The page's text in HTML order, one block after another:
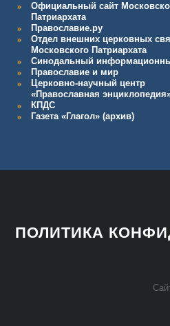
Официальный сайт
Патриархата
Православие.ру
Отдел внешних церковных
Московского Патриархата
Синодальный
Православие и мир
Церковно-научный центр
«Православная
КПДС
Газета «Глагол» (архив)
ПОЛИТИКА